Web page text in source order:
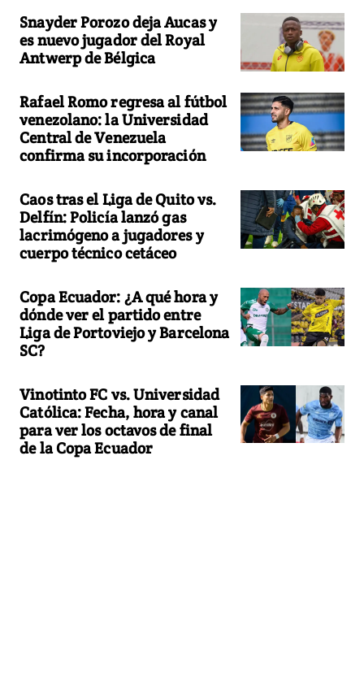
Snayder Porozo deja Aucas y
es nuevo jugador del Royal
Antwerp de Bélgica
Rafael Romo regresa al fútbol
venezolano: la Universidad
Central de Venezuela
confirma su incorporación
Caos tras el Liga de Quito vs.
Delfín: Policía lanzó gas
lacrimógeno a jugadores y
cuerpo técnico cetáceo
Copa Ecuador: ¿A qué hora y
dónde ver el partido entre
Liga de Portoviejo y Barcelona
SC?
Vinotinto FC vs. Universidad
Católica: Fecha, hora y canal
para ver los octavos de final
de la Copa Ecuador